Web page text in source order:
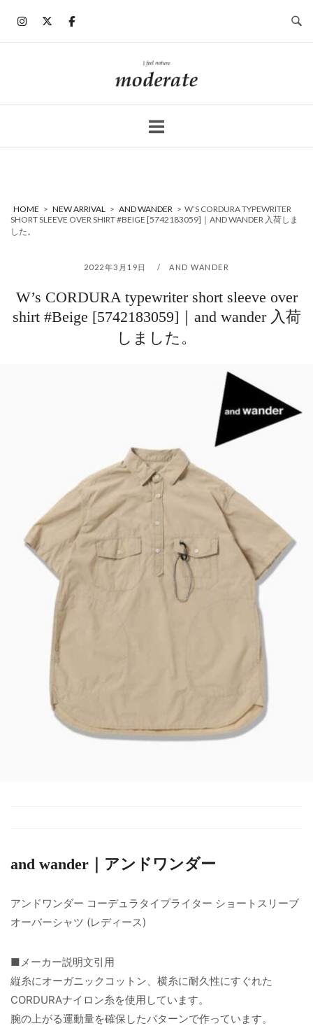
ホ
ー
HOME > NEW ARRIVAL > AND WANDER > W’S CORDURA TYPEWRITER
SHORT SLEEVE OVER SHIRT #BEIGE [5742183059]｜AND WANDER 入荷しま
した。
2022年3月19日 AND WANDER
W’s CORDURA typewriter short sleeve over
shirt #Beige [5742183059]｜and wander 入荷
しました。
and wander｜アンドワンダー
アンドワンダー コーデュラタイプライター ショートスリーブ
オーバーシャツ (レディース)
■メーカー説明文引用
縦糸にオーガニックコットン、横糸に耐久性にすぐれた
CORDURAナイロン糸を使用しています。
腕の上がる運動量を確保したパターンで作っています。